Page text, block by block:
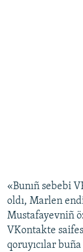
«Bunıñ sebebi
oldı, Marlen
Mustafayevniñ
VKontakte
qoruyıcılar